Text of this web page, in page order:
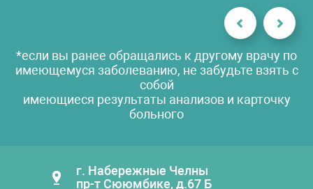
*если вы ранее обращались к другому врачу по
имеющемуся заболеванию, не забудьте взять с
собой
имеющиеся результаты анализов и карточку
больного
г. Набережные Челны
пр-т Сююмбике, д.67 Б